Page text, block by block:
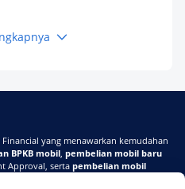
2 Hari, Apakah Langsung
Simak Peraturan
yang menawarkan kemudahan
BPKB mobil, pembelian mobil baru
Approval, serta pembelian mobil